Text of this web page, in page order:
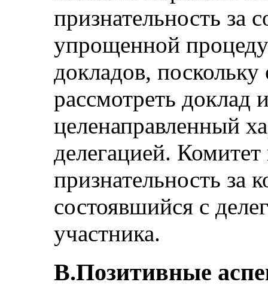
признательность за
упрощенной
докладов,
рассмотреть доклад
целенаправленный
делегацией.
признательность за
состоявшийся с
участника.
B.Позитивные